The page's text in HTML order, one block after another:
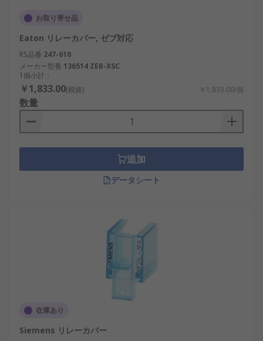
お取り寄せ品
Eaton リレーカバー, ゼブ対応
RS品番 247-610
メーカー型番 136514 ZEB-XSC
1個小計：
￥1,833.00(税抜) ￥1,833.00/個
数量
追加
データシート
在庫あり
Siemens リレーカバー